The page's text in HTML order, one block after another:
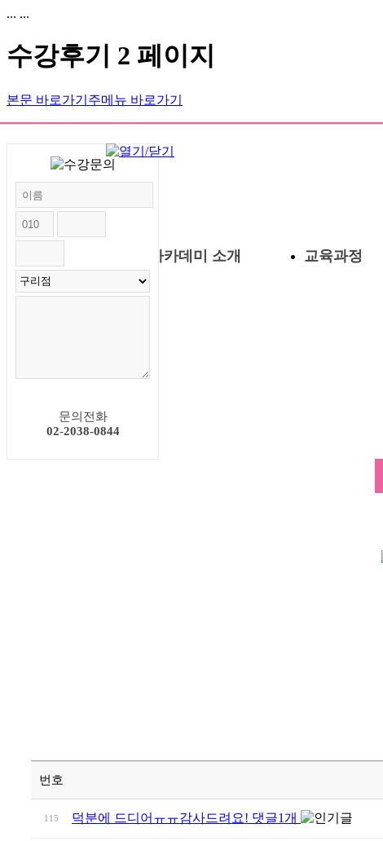
... ...
문의전화
02-2038-0844
수강후기 2 페이지
본문 바로가기 주메뉴 바로가기
아카데미 소개 교육과정
번호
115 덕분에 드디어ㅠㅠ감사드려요! 댓글1개